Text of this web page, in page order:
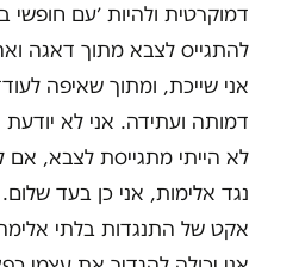
דמוקרטית ולהיות ׳עם חופשי
להתגייס לצבא מתוך דאגה
אני שייכת, ומתוך שאיפה
דמותה ועתידה. אני לא
לא הייתי מתגייסת לצבא, אם
נגד אלימות, אני כן בעד
אקט של התנגדות בלתי